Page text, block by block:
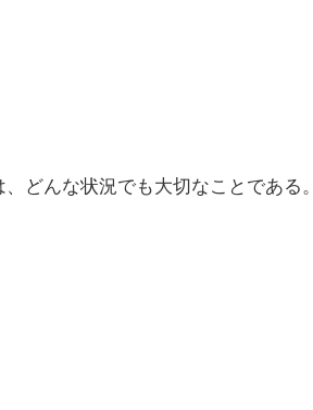
どんな状況でも大切なことである。